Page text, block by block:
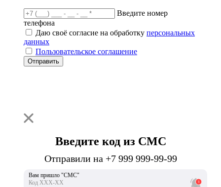
Введите номер
телефона
Даю своё согласие на обработку персональных
данных
Пользовательское соглашение
Отправить
Введите код из СМС
Отправили на +7 999 999-99-99
Вам пришло "СМС"
Код ХХХ-ХХ